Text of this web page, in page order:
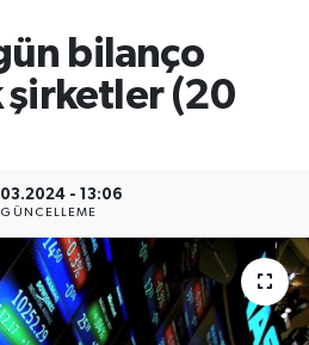
bilanço
şirketler (20
- 13:06
GÜNCELLEME